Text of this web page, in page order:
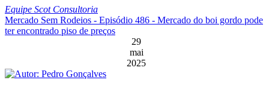
Equipe Scot Consultoria
Mercado Sem Rodeios - Episódio 486 - Mercado do boi gordo pode
ter encontrado piso de preços
29
mai
2025